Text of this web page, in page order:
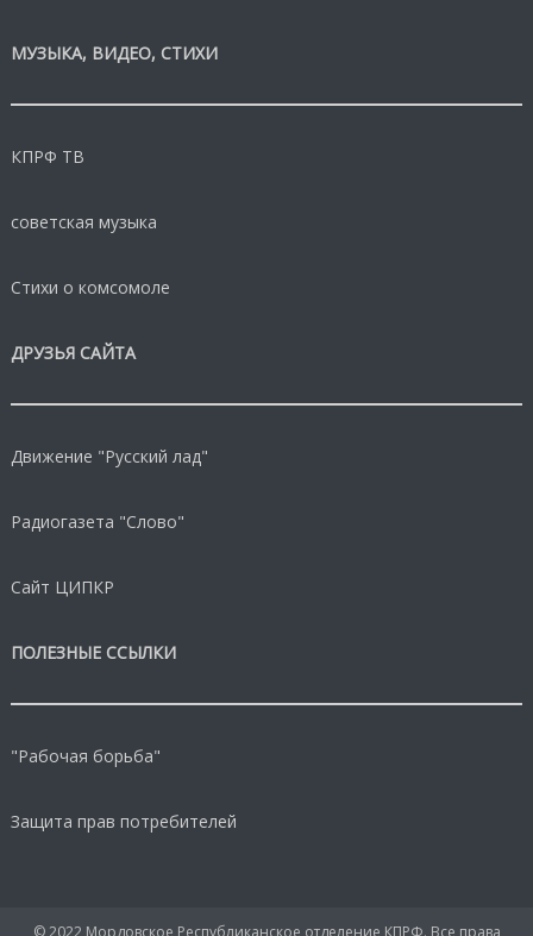
МУЗЫКА, ВИДЕО, СТИХИ
КПРФ ТВ
советская музыка
Стихи о комсомоле
ДРУЗЬЯ САЙТА
Движение "Русский лад"
Радиогазета "Слово"
Сайт ЦИПКР
ПОЛЕЗНЫЕ ССЫЛКИ
"Рабочая борьба"
Защита прав потребителей
© 2022 Мордовское Республиканское отделение КПРФ. Все права